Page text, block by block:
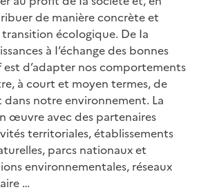
de manière concrète et
écoIogique. De Ia
à I’échange des bonnes
d’adapter nos comportements
à court et moyen termes, de
dans notre environnement. La
œuvre avec des partenaires
territoriales, établissements
parcs nationaux et
environnementales, réseaux
…